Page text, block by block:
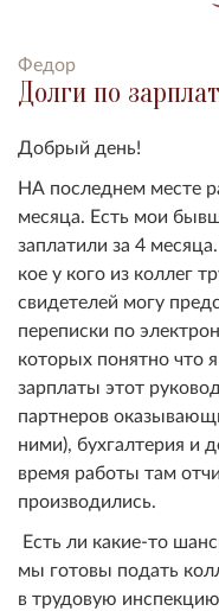
Федор
Долги по
Добрый день!
НА последнем месте
месяца. Есть мои
заплатили за 4
кое у кого из коллег
свидетелей могу
переписки по
которых понятно что
зарплаты этот
партнеров
ними), бухгалтерия и
время работы там
производились.
Есть ли какие-то
мы готовы подать
в трудовую